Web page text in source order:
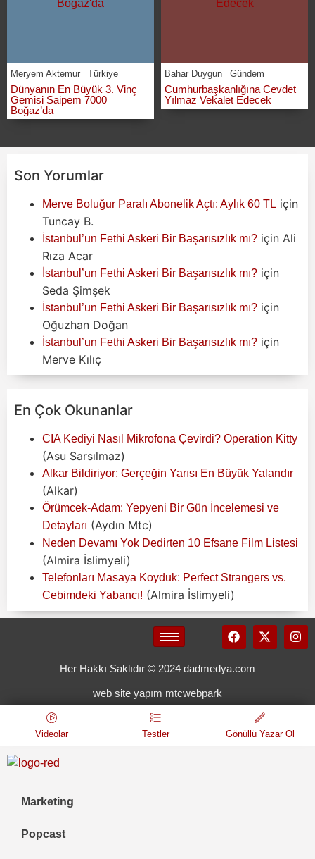
Meryem Aktemur Türkiye
Dünyanın En Büyük 3. Vinç
Gemisi Saipem 7000
Boğaz’da
Bahar Duygun Gündem
Cumhurbaşkanlığına Cevdet
Yılmaz Vekalet Edecek
Son Yorumlar
Merve Boluğur Paralı Abonelik Açtı: Aylık 60 TL için
Tuncay B.
İstanbul’un Fethi Askeri Bir Başarısızlık mı? için Ali
Rıza Acar
İstanbul’un Fethi Askeri Bir Başarısızlık mı? için
Seda Şimşek
İstanbul’un Fethi Askeri Bir Başarısızlık mı? için
Oğuzhan Doğan
İstanbul’un Fethi Askeri Bir Başarısızlık mı? için
Merve Kılıç
En Çok Okunanlar
CIA Kediyi Nasıl Mikrofona Çevirdi? Operation Kitty
(Asu Sarsılmaz)
Alkar Bildiriyor: Gerçeğin Yarısı En Büyük Yalandır
(Alkar)
Örümcek-Adam: Yepyeni Bir Gün İncelemesi ve
Detayları (Aydın Mtc)
Neden Devamı Yok Dedirten 10 Efsane Film Listesi
(Almira İslimyeli)
Telefonları Masaya Koyduk: Perfect Strangers vs.
Cebimdeki Yabancı! (Almira İslimyeli)
Her Hakkı Saklıdır © 2024 dadmedya.com
web site yapım mtcwebpark
Videolar Testler Gönüllü Yazar Ol
Marketing
Popcast